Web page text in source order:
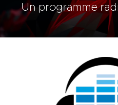
Un programme